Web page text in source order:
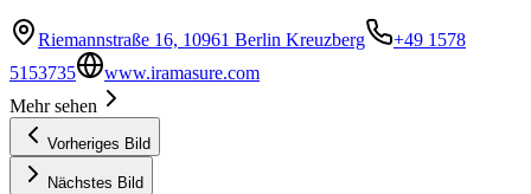
Riemannstraße 16, 10961 Berlin Kreuzberg
+49 1578
5153735
www.iramasure.com
Mehr sehen
Vorheriges Bild
Nächstes Bild